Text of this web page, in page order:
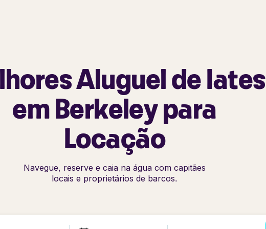
Aluguel de Iates
em Berkeley para
Locação
Navegue, reserve e caia na água com capitães
locais e proprietários de barcos.